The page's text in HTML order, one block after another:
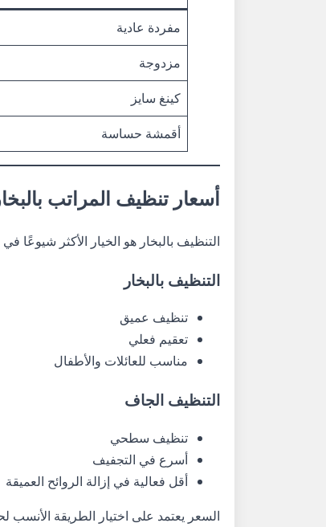
مفردة عادية
مزدوجة
كينغ سايز
أقمشة حساسة
أسعار تنظيف المراتب
التنظيف بالبخار هو الخيار الأكثر شيوعًا
التنظيف بالبخار
تنظيف عميق
تعقيم فعلي
مناسب للعائلات والأطفال
التنظيف الجاف
تنظيف سطحي
أسرع في التجفيف
أقل فعالية في إزالة الروائح العميقة
السعر يعتمد على اختيار الطريقة الأنسب